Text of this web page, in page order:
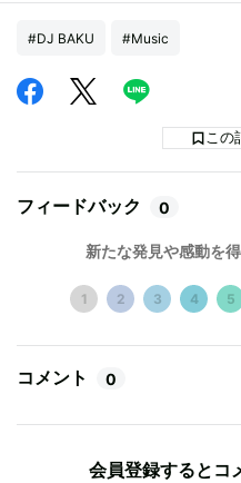
#DJ BAKU #Music
この
フィードバック 0
新たな発見や感動を
1 2 3 4 5
コメント 0
会員登録するとコ